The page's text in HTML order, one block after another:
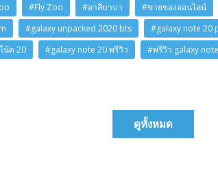
#Fly Zoo #อาลีบาบา #ขายของออนไลน์
#galaxy unpacked 2020 bts #galaxy note 20
น้ต 20 #galaxy note 20 พรีวิว #พรีวิว galaxy
ดูทั้งหมด